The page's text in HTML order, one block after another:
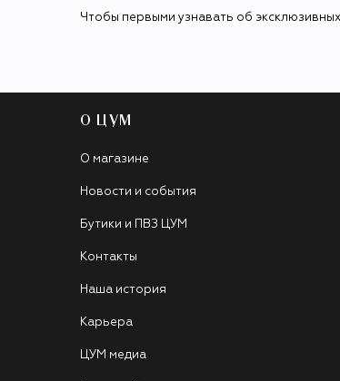
Чтобы первыми узнавать об
О ЦУМ
О магазине
Новости и события
Бутики и ПВЗ ЦУМ
Контакты
Наша история
Карьера
ЦУМ медиа